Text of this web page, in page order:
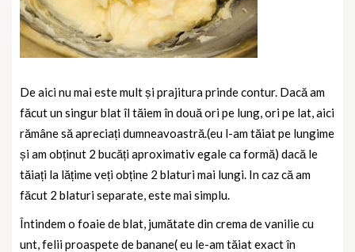
De aici nu mai este mult și prajitura prinde contur. Dacă am
făcut un singur blat îl tăiem în două ori pe lung, ori pe lat, aici
rămâne să apreciați dumneavoastră.(eu l-am tăiat pe lungime
și am obținut 2 bucăți aproximativ egale ca formă) dacă le
tăiați la lățime veți obține 2 blaturi mai lungi. In caz că am
făcut 2 blaturi separate, este mai simplu.
Întindem o foaie de blat, jumătate din crema de vanilie cu
unt, felii proaspete de banane( eu le-am tăiat exact în